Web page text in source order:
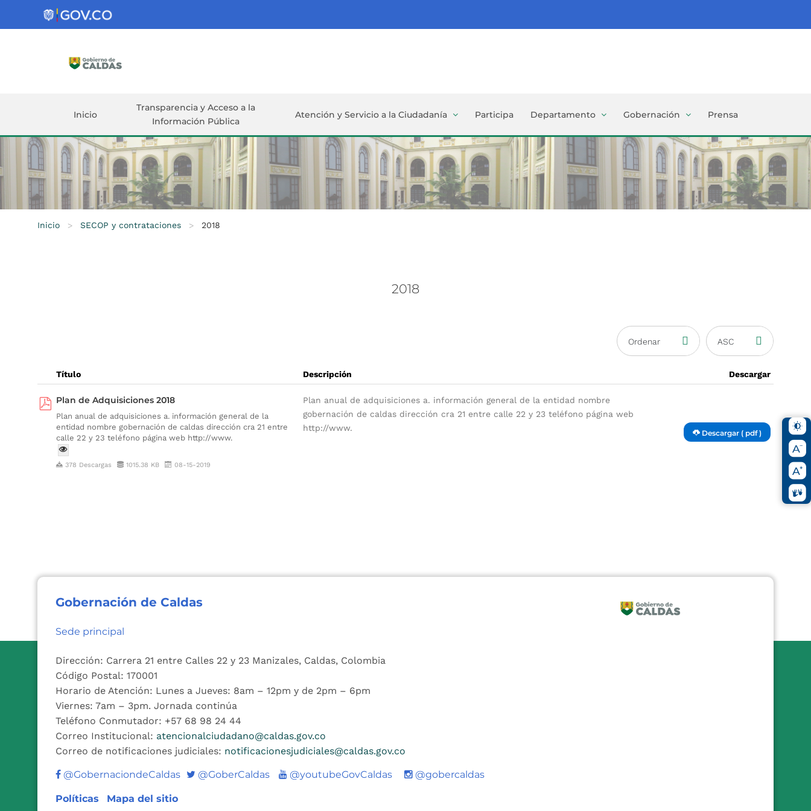
Gobernación
Inicio
Transparencia y Acceso a la
Información Pública
Atención y Servicio a la Ciudadanía Participa Departamento Gobernación Prensa
Inicio > SECOP y contrataciones > 2018
2018
ASC
Ordenar
Título Descripción Descargar
Plan de Adquisiciones 2018
Plan anual de adquisiciones a. información general de la
entidad nombre gobernación de caldas dirección cra 21 entre
calle 22 y 23 teléfono página web http://www.
378 Descargas 1015.38 KB 08-15-2019
Plan anual de adquisiciones a. información general de la entidad nombre
gobernación de caldas dirección cra 21 entre calle 22 y 23 teléfono página web
http://www.
Descargar ( pdf )
Gobernación de Caldas
Sede principal
Dirección: Carrera 21 entre Calles 22 y 23 Manizales, Caldas, Colombia
Código Postal: 170001
Horario de Atención: Lunes a Jueves: 8am – 12pm y de 2pm – 6pm
Viernes: 7am – 3pm. Jornada continúa
Teléfono Conmutador: +57 68 98 24 44
Correo Institucional: atencionalciudadano@caldas.gov.co
Correo de notificaciones judiciales: notificacionesjudiciales@caldas.gov.co
@GobernaciondeCaldas Twitter
@GoberCaldas Youtube
@youtubeGovCaldas @gobercaldas
Políticas Mapa del sitio